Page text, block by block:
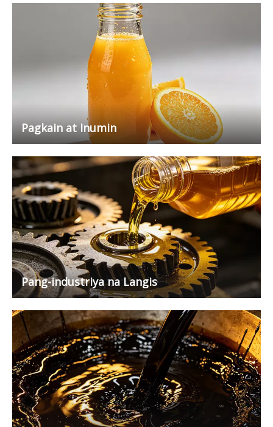
Pagkain at Inumin
Pang-industriya na Langis